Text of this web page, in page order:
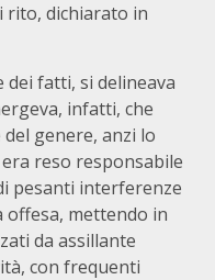
rito, dichiarato in
fatti, si delineava
infatti, che
genere, anzi lo
reso responsabile
pesanti interferenze
offesa, mettendo in
da assillante
con frequenti